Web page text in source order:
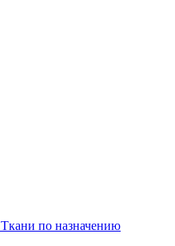
Ткани по назначению